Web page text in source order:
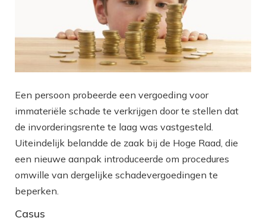
Een persoon probeerde een vergoeding voor
immateriële schade te verkrijgen door te stellen dat
de invorderingsrente te laag was vastgesteld.
Uiteindelijk belandde de zaak bij de Hoge Raad, die
een nieuwe aanpak introduceerde om procedures
omwille van dergelijke schadevergoedingen te
beperken.
Casus